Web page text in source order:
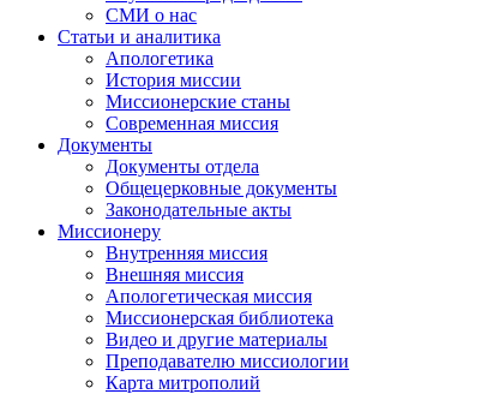
СМИ о нас
Статьи и аналитика
Апологетика
История миссии
Миссионерские станы
Современная миссия
Документы
Документы отдела
Общецерковные документы
Законодательные акты
Миссионеру
Внутренняя миссия
Внешняя миссия
Апологетическая миссия
Миссионерская библиотека
Видео и другие материалы
Преподавателю миссиологии
Карта митрополий